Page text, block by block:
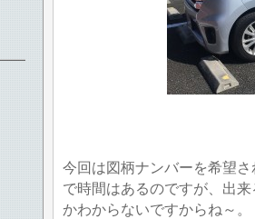
今回は図柄ナンバーを希望
で時間はあるのですが、出
かわからないですからね～。